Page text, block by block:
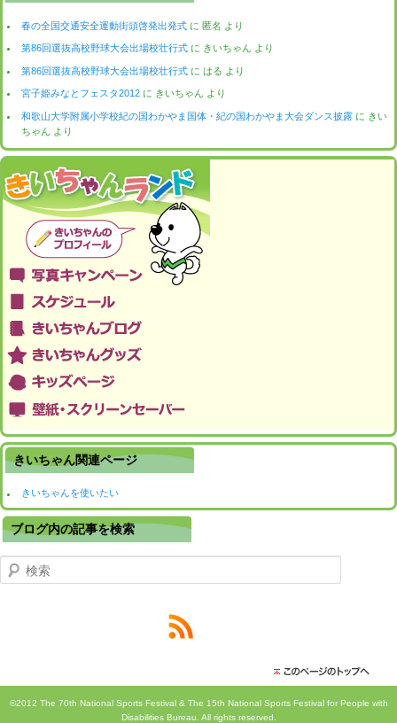
春の全国交通安全運動街頭啓発出発式 に匿名 より
第86回選抜高校野球大会出場校壮行式 に きいちゃん より
第86回選抜高校野球大会出場校壮行式 にはる より
宮子姫みなとフェスタ2012 に きいちゃん より
和歌山大学附属小学校紀の国わかやま国体・紀の国わかやま大会ダンス披露 に きい
ちゃん より
きいちゃん関連ページ
きいちゃんを使いたい
ブログ内の記事を検索
検索
©2012 The 70th National Sports Festival & The 15th National Sports Festival for People with
Disabilities Bureau. All rights reserved.